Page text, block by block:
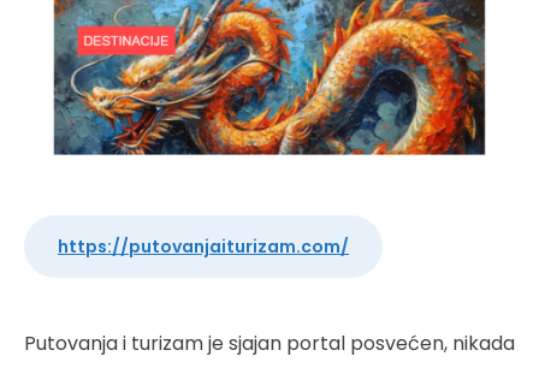
https://putovanjaiturizam.com/
Putovanja i turizam je sjajan portal posvećen, nikada